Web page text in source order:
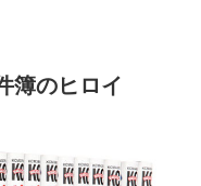
簿のヒロイ